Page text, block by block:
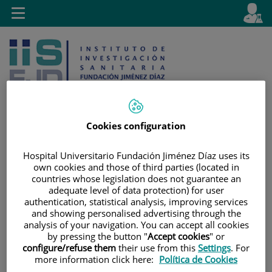
Saltar al contenido
contenido
Selector
activo
es
Buscar
Toggle
navigation
Cookies configuration
Hospital Universitario Fundación Jiménez Díaz uses its
own cookies and those of third parties (located in
countries whose legislation does not guarantee an
adequate level of data protection) for user
authentication, statistical analysis, improving services
and showing personalised advertising through the
analysis of your navigation. You can accept all cookies
by pressing the button "Accept cookies" or
configure/refuse them their use from this Settings. For
more information click here: Política de Cookies